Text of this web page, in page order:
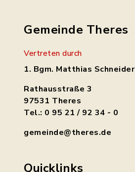
Gemeinde Theres
Vertreten durch
1. Bgm. Matthias Schneider
Rathausstraße 3
97531 Theres
Tel.: 0 95 21 / 92 34 - 0
gemeinde@theres.de
Quicklinks